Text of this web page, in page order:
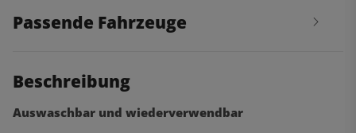
Passende Fahrzeuge
Beschreibung
Auswaschbar und wiederverwendbar